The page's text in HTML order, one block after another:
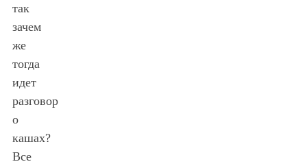
так
зачем
же
тогда
идет
разговор
о
кашах?
Все